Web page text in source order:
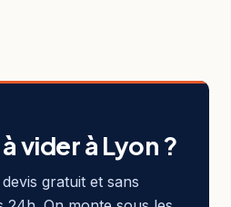
vider à Lyon ?
gratuit et sans